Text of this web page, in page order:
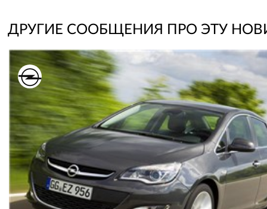
ДРУГИЕ СООБЩЕНИЯ ПРО ЭТУ